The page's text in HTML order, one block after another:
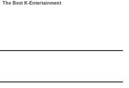
The Best K-Entertainment